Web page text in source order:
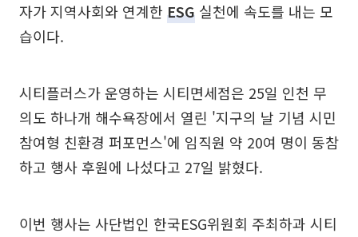
자가 지역사회와 연계한 ESG 실천에 속도를 내는 모
습이다.
시티플러스가 운영하는 시티면세점은 25일 인천 무
의도 하나개 해수욕장에서 열린 '지구의 날 기념 시민
참여형 친환경 퍼포먼스'에 임직원 약 20여 명이 동참
하고 행사 후원에 나섰다고 27일 밝혔다.
이번 행사는 사단법인 한국ESG위원회 주최하과 시티